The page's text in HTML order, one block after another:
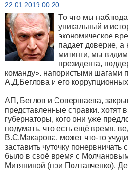
22.01.2019 00:20
То что мы
уникальный и
экономическое
падает доверие,
митинги, мы
президента,
команду», напористыми шагами
А.Д.Беглова и его
АП, Беглов и Совершаева,
представленные справки, хотят
губернаторы, кого они уже
подумать, что есть ещё время,
В.С.Макарова, может что-то
заставить чуточку понервничать
было в своё время с
Митяниной (при Полтавченко).